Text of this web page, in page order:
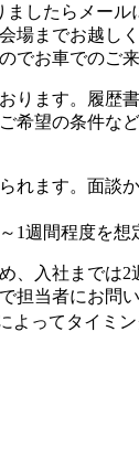
したらメー
場までお越しく
でお車でのご来
ります。履歴
希望の条件な
れます。面談
1週間程度を想
、入社までは2
担当者にお問
よってタイミ